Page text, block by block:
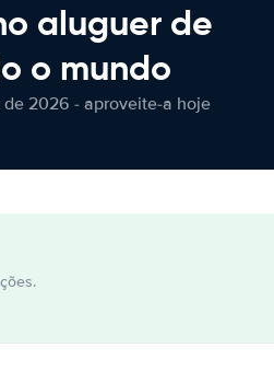
aluguer de
o mundo
de 2026 - aproveite-a hoje